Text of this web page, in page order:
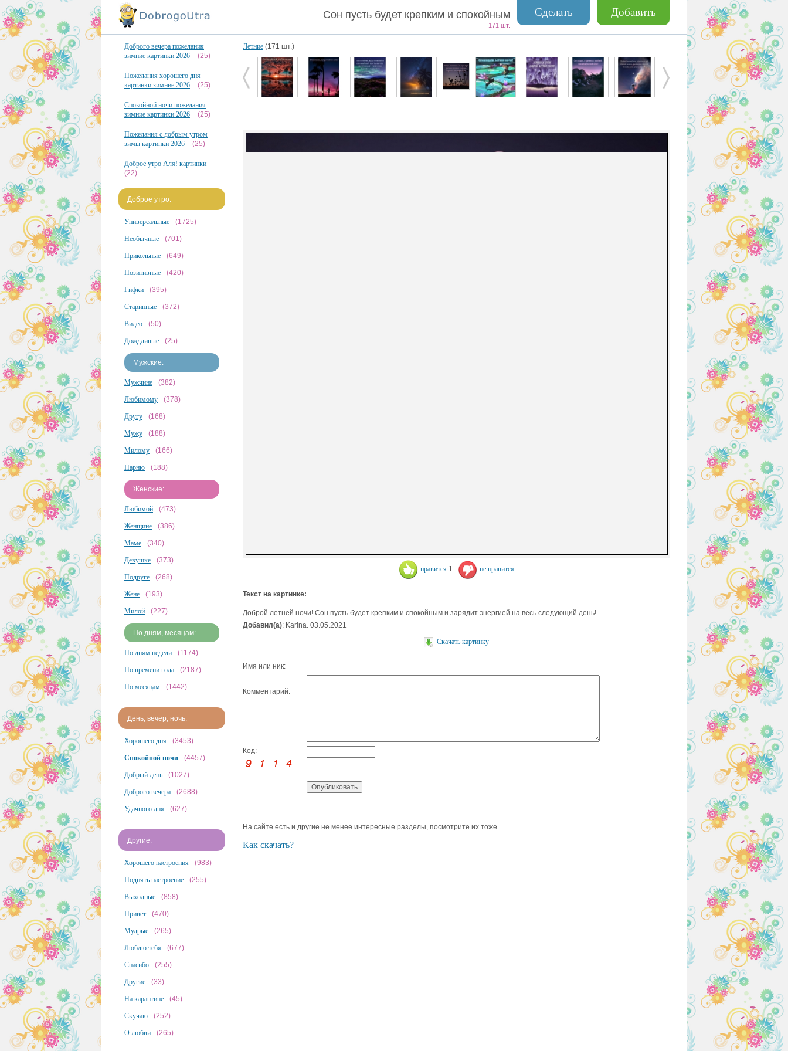
Добавить
Сделать
Сон пусть будет крепким и спокойным
171 шт.
Доброго вечера пожелания
зимние картинки 2026
(25)
Пожелания хорошего дня
картинки зимние 2026
(25)
Спокойной ночи пожелания
зимние картинки 2026
(25)
Пожелания с добрым утром
зимы картинки 2026
(25)
Доброе утро Аля! картинки
(22)
Доброе утро:
Универсальные (1725)
Необычные (701)
Прикольные (649)
Позитивные (420)
Гифки (395)
Старинные (372)
Видео (50)
Дождливые (25)
Мужские:
Мужчине (382)
Любимому (378)
Другу (168)
Мужу (188)
Милому (166)
Парню (188)
Женские:
Любимой (473)
Женщине (386)
Маме (340)
Девушке (373)
Подруге (268)
Жене (193)
Милой (227)
По дням, месяцам:
По дням недели (1174)
По времени года (2187)
По месяцам (1442)
День, вечер, ночь:
Хорошего дня (3453)
Спокойной ночи (4457)
Добрый день (1027)
Доброго вечера (2688)
Удачного дня (627)
Другие:
Хорошего настроения (983)
Поднять настроение (255)
Выходные (858)
Привет (470)
Мудрые (265)
Люблю тебя (677)
Спасибо (255)
Другие (33)
На карантине (45)
Скучаю (252)
О любви (265)
Летние (171 шт.)
нравится 1 не нравится
Текст на картинке:
Доброй летней ночи! Сон пусть будет крепким и спокойным и зарядит энергией на весь следующий день!
Добавил(а): Karina. 03.05.2021
Скачать картинку
Имя или ник:
Комментарий:
Код:
На сайте есть и другие не менее интересные разделы, посмотрите их тоже.
Как скачать?